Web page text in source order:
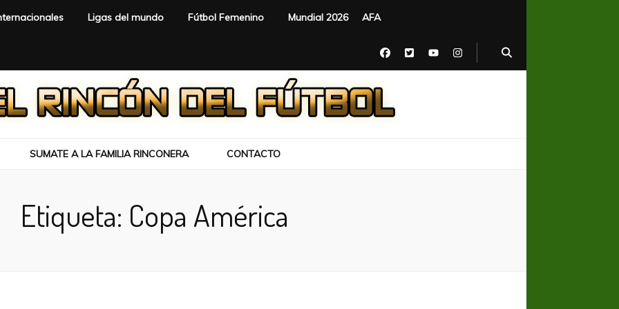
Ligas del mundo Fútbol Femenino Mundial 2026 AFA
SUMATE A LA FAMILIA RINCONERA CONTACTO
Etiqueta: Copa América